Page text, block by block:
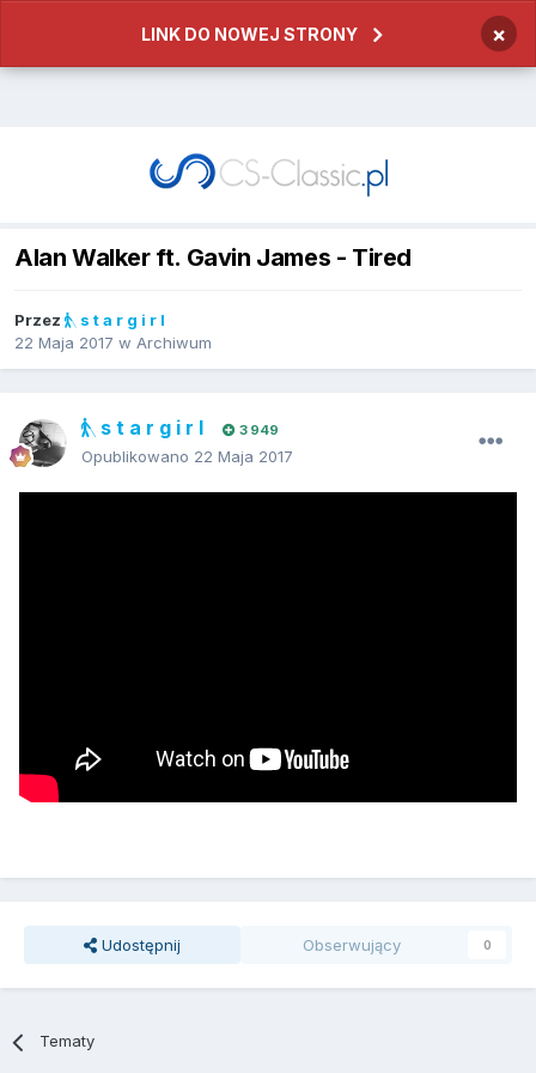
LINK DO NOWEJ STRONY ×
Alan Walker ft. Gavin James - Tired
Przez
s t a r g i r l
22 Maja 2017 w Archiwum
s t a r g i r l 3 949
Opublikowano 22 Maja 2017
Udostępnij Obserwujący 0
Tematy